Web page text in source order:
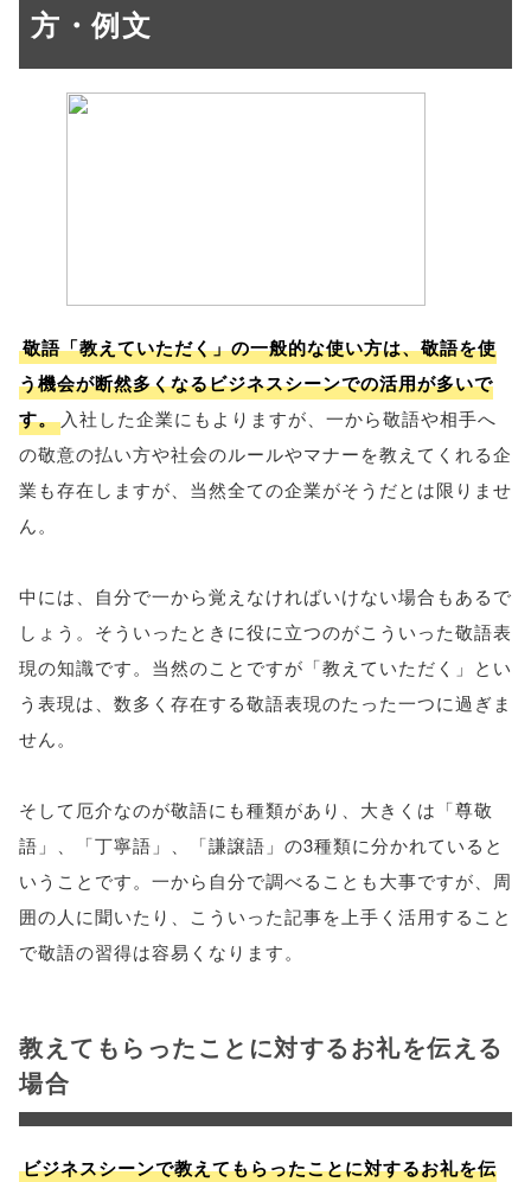
方・例文
敬語「教えていただく」の一般的な使い方は、敬語を使
う機会が断然多くなるビジネスシーンでの活用が多いで
す。 入社した企業にもよりますが、一から敬語や相手へ
の敬意の払い方や社会のルールやマナーを教えてくれる企
業も存在しますが、当然全ての企業がそうだとは限りませ
ん。
中には、自分で一から覚えなければいけない場合もあるで
しょう。そういったときに役に立つのがこういった敬語表
現の知識です。当然のことですが「教えていただく」とい
う表現は、数多く存在する敬語表現のたった一つに過ぎま
せん。
そして厄介なのが敬語にも種類があり、大きくは「尊敬
語」、「丁寧語」、「謙譲語」の3種類に分かれていると
いうことです。一から自分で調べることも大事ですが、周
囲の人に聞いたり、こういった記事を上手く活用すること
で敬語の習得は容易くなります。
教えてもらったことに対するお礼を伝える
場合
ビジネスシーンで教えてもらったことに対するお礼を伝